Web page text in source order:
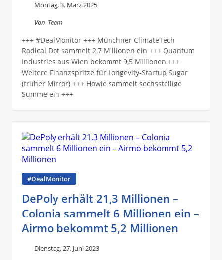
Montag, 3. März 2025
Von Team
+++ #DealMonitor +++ Münchner ClimateTech
Radical Dot sammelt 2,7 Millionen ein +++ Quantum
Industries aus Wien bekommt 9,5 Millionen +++
Weitere Finanzspritze für Longevity-Startup Sugar
(früher Mirror) +++ Howie sammelt sechsstellige
Summe ein +++
#DealMonitor
DePoly erhält 21,3 Millionen –
Colonia sammelt 6 Millionen ein –
Airmo bekommt 5,2 Millionen
Dienstag, 27. Juni 2023